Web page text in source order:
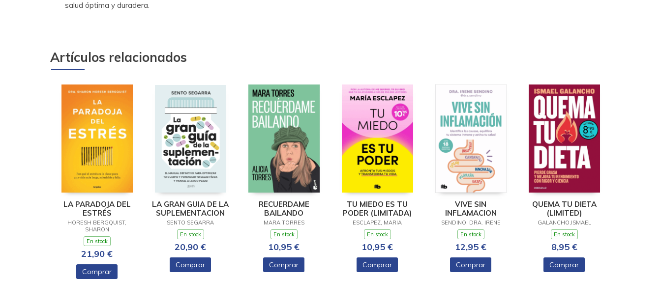
salud óptima y duradera.
Artículos relacionados
LA PARADOJA DEL
ESTRÉS
HORESH BERGQUIST,
SHARON
En stock
21,90 €
Comprar
LA GRAN GUIA DE LA
SUPLEMENTACION
SENTO SEGARRA
En stock
20,90 €
Comprar
RECUERDAME
BAILANDO
MARA TORRES
En stock
10,95 €
Comprar
TU MIEDO ES TU
PODER (LIMITADA)
ESCLAPEZ, MARIA
En stock
10,95 €
Comprar
VIVE SIN
INFLAMACION
SENDINO, DRA. IRENE
En stock
12,95 €
Comprar
QUEMA TU DIETA
(LIMITED)
GALANCHO,ISMAEL
En stock
8,95 €
Comprar